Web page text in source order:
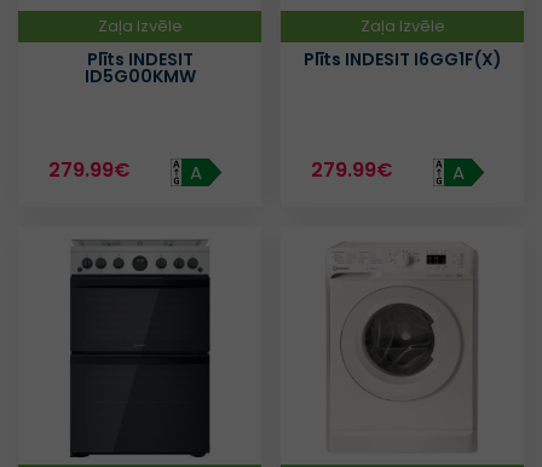
Zaļa Izvēle
Plīts INDESIT
ID5G00KMW
279.99€ A
Zaļa Izvēle
Plīts INDESIT I6GG1F(X)
279.99€ A